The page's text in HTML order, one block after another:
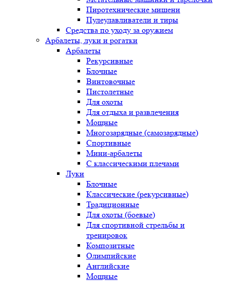
Пиротехнические мишени
Пулеулавливатели и тиры
Средства по уходу за оружием
Арбалеты, луки и рогатки
Арбалеты
Рекурсивные
Блочные
Винтовочные
Пистолетные
Для охоты
Для отдыха и развлечения
Мощные
Многозарядные (самозарядные)
Спортивные
Мини-арбалеты
С классическими плечами
Луки
Блочные
Классические (рекурсивные)
Традиционные
Для охоты (боевые)
Для спортивной стрельбы и
тренировок
Композитные
Олимпийские
Английские
Мощные